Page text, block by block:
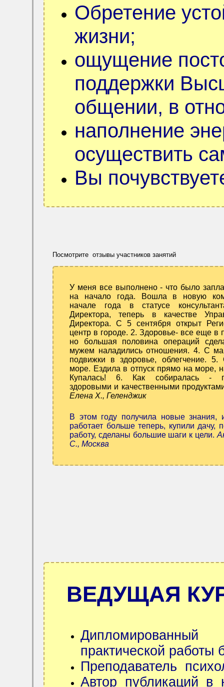
Обретение
жизни;
ощущение
поддержки
общении, в
наполнение
осуществить
Вы
Посмотрите отзывы участников занятий
У меня все выполнено - что было
на начало года. Вошла в новую
начале года в статусе
Директора, теперь в качестве
Директора. С 5 сентября открыт
центр в городе. 2. Здоровье- все еще в
но большая половина операций
мужем наладились отношения. 4. С
подвижки в здоровье, облегчение.
море. Ездила в отпуск прямо на море,
Купалась! 6. Как собиралась -
здоровыми и качественными
Елена Х., Геленджик
В этом году получила новые знания,
работает больше теперь, купили дачу,
работу, сделаны большие шаги к цели.
С., Москва
ВЕДУЩАЯ
практической работы
Преподаватель
Автор публикаций в